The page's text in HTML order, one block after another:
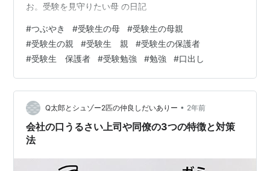
お。受験を見守りたい母 の日記
#つぶやき #受験生の母 #受験生の母親
#受験生の親 #受験生 親 #受験生の保護者
#受験生 保護者 #受験勉強 #勉強 #口出し
Q太郎とシュゾー2匹の仲良しだいありー • 2年前
会社の口うるさい上司や同僚の3つの特徴と対策
法